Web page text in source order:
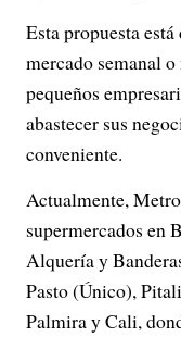
Esta propuesta
mercado semanal
pequeños
abastecer sus
conveniente.
Actualmente,
supermercados en
Alquería y
Pasto (Único),
Palmira y Cali,